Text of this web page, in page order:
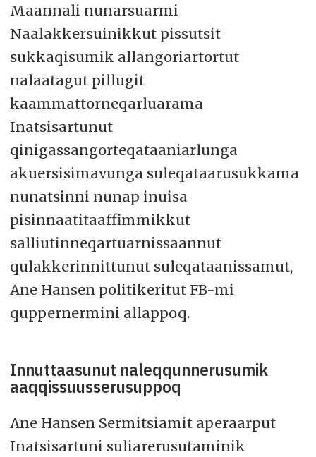
Maannali nunarsuarmi
Naalakkersuinikkut pissutsit
sukkaqisumik allangoriartortut
nalaatagut pillugit
kaammattorneqarluarama
Inatsisartunut
qinigassangorteqataaniarlunga
akuersisimavunga suleqataarusukkama
nunatsinni nunap inuisa
pisinnaatitaaffimmikkut
salliutinneqartuarnissaannut
qulakkerinnittunut suleqataanissamut,
Ane Hansen politikeritut FB-mi
quppernermini allappoq.
Innuttaasunut naleqqunnerusumik
aaqqissuusserusuppoq
Ane Hansen Sermitsiamit aperaarput
Inatsisartuni suliarerusutaminik